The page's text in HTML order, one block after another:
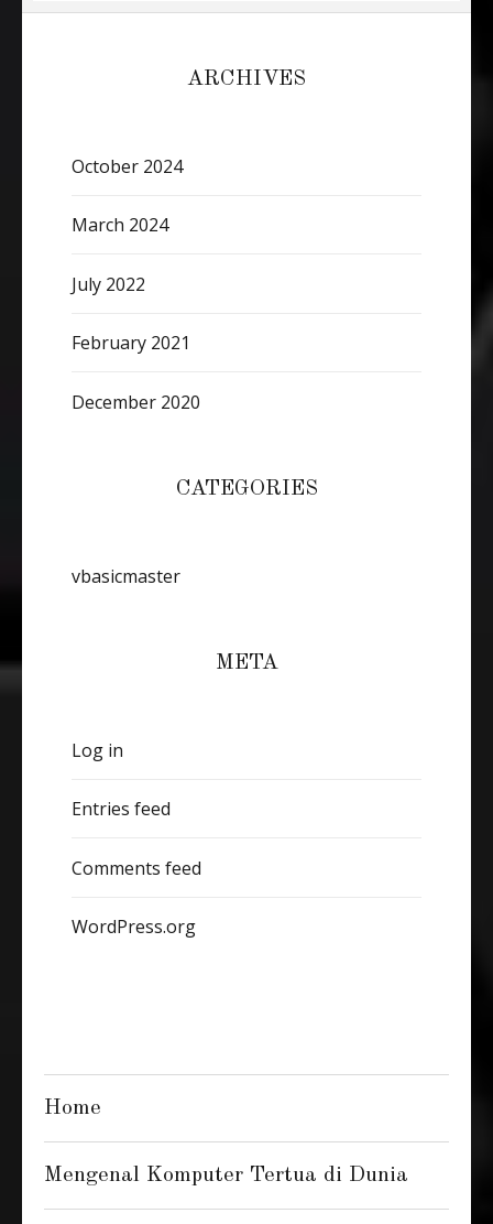
ARCHIVES
October 2024
March 2024
July 2022
February 2021
December 2020
CATEGORIES
vbasicmaster
META
Log in
Entries feed
Comments feed
WordPress.org
Home
Mengenal Komputer Tertua di Dunia